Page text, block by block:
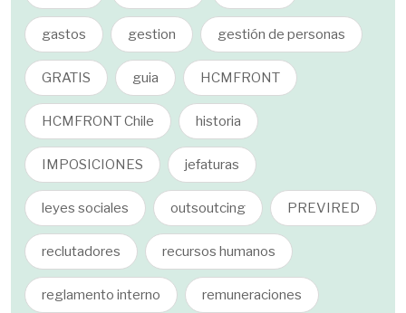
gastos gestion gestión de personas
GRATIS guia HCMFRONT
HCMFRONT Chile historia
IMPOSICIONES jefaturas
leyes sociales outsoutcing PREVIRED
reclutadores recursos humanos
reglamento interno remuneraciones